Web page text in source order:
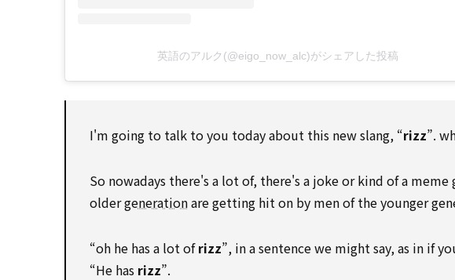
英語のアルク(@eigo_now_alc)がシェアした投稿
I'm going to talk to you today about this new slang, “rizz”.
So nowadays there's a lot of, there's a joke or kind of a
oldergenerationare getting hit on by men of the younger
“oh he has a lot ofrizz”, in a sentence we might say, as in if
“He has rizz”.